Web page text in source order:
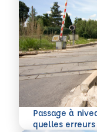
Passage à
quelles
En savoir plus